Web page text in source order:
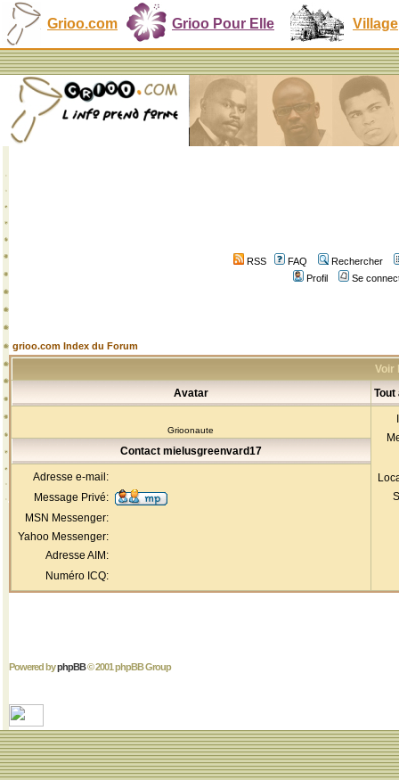
Grioo.com Grioo Pour Elle Village
RSS FAQ
Rechercher
Profil
Se
grioo.com Index du Forum
Voir
Avatar
Tout
Grioonaute
Contact mielusgreenvard17
Adresse e-mail:
Message Privé:
MSN Messenger:
Yahoo Messenger:
Adresse AIM:
Numéro ICQ:
Powered byphpBB© 2001 phpBB Group